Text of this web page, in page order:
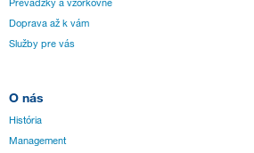
Prevádzky a vzorkovne
Doprava až k vám
Služby pre vás
O nás
História
Management